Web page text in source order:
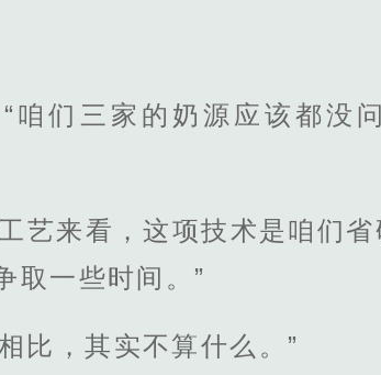
咱们三家的奶源应该都没
艺来看，这项技术是咱们
取一些时间。”
比，其实不算什么。”